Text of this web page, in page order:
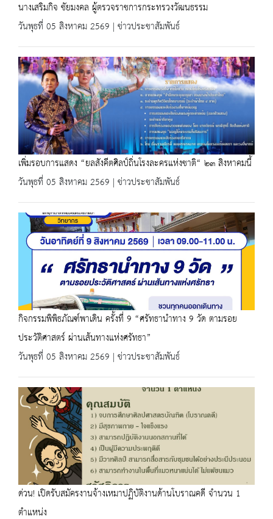
นางเสริมกิจ ชัยมงคล ผู้ตรวจราชการกระทรวงวัฒนธรรม
วันพุธที่ 05 สิงหาคม 2569 | ข่าวประชาสัมพันธ์
เพิ่มรอบการแสดง “ยลสังคีตศิลป์ถิ่นโรงละครแห่งชาติ“ ๒๓ สิงหาคมนี้
วันพุธที่ 05 สิงหาคม 2569 | ข่าวประชาสัมพันธ์
กิจกรรมพิพิธภัณฑ์พาเดิน ครั้งที่ 9 “ศรัทธานำทาง 9 วัด ตามรอย
ประวัติศาสตร์ ผ่านเส้นทางแห่งศรัทธา”
วันพุธที่ 05 สิงหาคม 2569 | ข่าวประชาสัมพันธ์
ด่วน! เปิดรับสมัครงานจ้างเหมาปฏิบัติงานด้านโบราณคดี จำนวน 1
ตำแหน่ง